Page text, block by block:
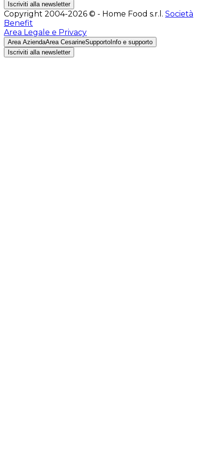
Iscriviti alla newsletter
Copyright 2004-2026 © - Home Food s.r.l. Società
Benefit
Area Legale e Privacy
Area AziendaArea CesarineSupporto Info e supporto
Iscriviti alla newsletter